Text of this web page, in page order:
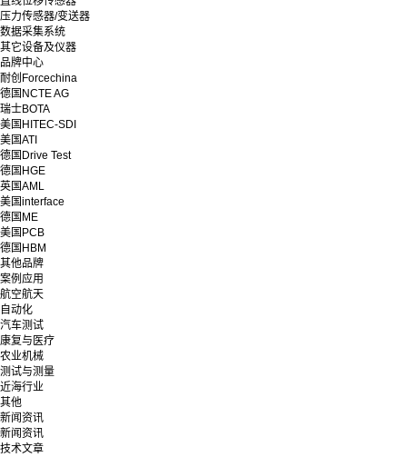
压力传感器/变送器
数据采集系统
其它设备及仪器
品牌中心
耐创Forcechina
德国NCTE AG
瑞士BOTA
美国HITEC-SDI
美国ATI
德国Drive Test
德国HGE
英国AML
美国interface
德国ME
美国PCB
德国HBM
其他品牌
案例应用
航空航天
自动化
汽车测试
康复与医疗
农业机械
测试与测量
近海行业
其他
新闻资讯
新闻资讯
技术文章